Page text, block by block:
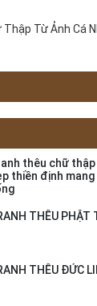
Từ Ảnh Cá
thêu chữ thập
thiền định
THÊU PHẬT
THÊU ĐỨC